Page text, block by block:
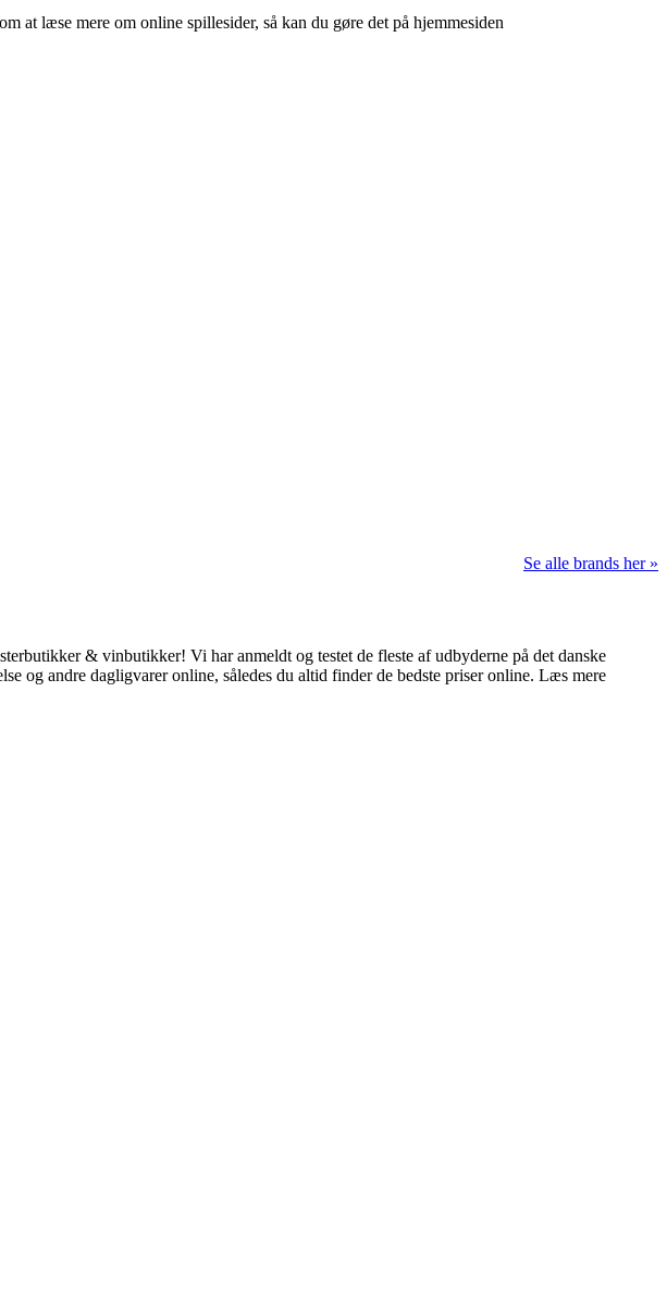
at læse mere om online spillesider, så kan du gøre det på hjemmesiden
Se alle brands her »
& vinbutikker! Vi har anmeldt og testet de fleste af udbyderne på det danske
og andre dagligvarer online, således du altid finder de bedste priser online. Læs mere